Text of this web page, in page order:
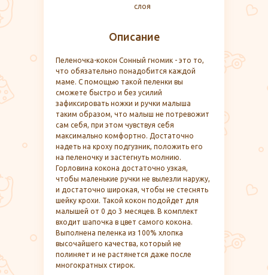
Описание
Пеленочка-кокон Сонный гномик - это то,
что обязательно понадобится каждой
маме. С помощью такой пеленки вы
сможете быстро и без усилий
зафиксировать ножки и ручки малыша
таким образом, что малыш не потревожит
сам себя, при этом чувствуя себя
максимально комфортно. Достаточно
надеть на кроху подгузник, положить его
на пеленочку и застегнуть молнию.
Горловина кокона достаточно узкая,
чтобы маленькие ручки не вылезли наружу,
и достаточно широкая, чтобы не стеснять
шейку крохи. Такой кокон подойдет для
малышей от 0 до 3 месяцев. В комплект
входит шапочка в цвет самого кокона.
Выполнена пеленка из 100% хлопка
высочайшего качества, который не
полиняет и не растянется даже после
многократных стирок.
слоя